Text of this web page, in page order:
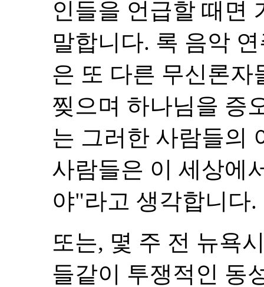
인들을 언급할 때면
말합니다. 록 음악
은 또 다른 무신론자
찢으며 하나님을 증
는 그러한 사람들의
사람들은 이 세상에
야"라고 생각합니다.
또는, 몇 주 전 뉴욕
들같이 투쟁적인 동